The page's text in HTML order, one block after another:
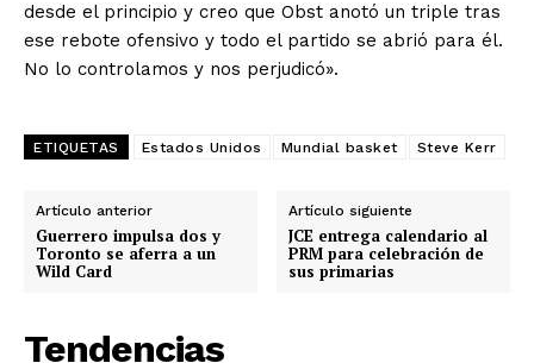
desde el principio y creo que Obst anotó un triple tras
ese rebote ofensivo y todo el partido se abrió para él.
No lo controlamos y nos perjudicó».
ETIQUETAS Estados Unidos Mundial basket Steve Kerr
Artículo anterior
Guerrero impulsa dos y
Toronto se aferra a un
Wild Card
Artículo siguiente
JCE entrega calendario al
PRM para celebración de
sus primarias
Tendencias